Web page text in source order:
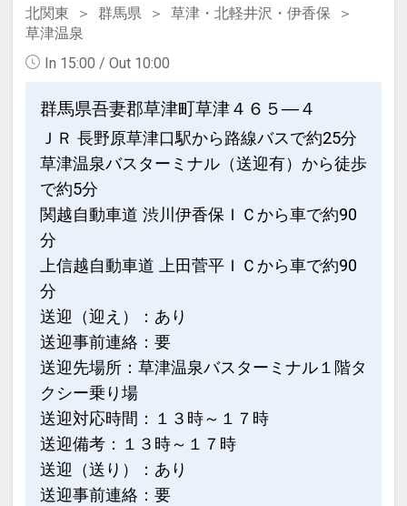
設定期間：2021年12月17日～2027年3
月31日
インターネットコース番号：DP-2-
200000000227
和食と洋食よりお選び頂きます。
※朝食時間は7：00から9：30の間でお
好きな時間にお越しくださいませ。
●大浴場～草津の名湯を満喫～
・湯処『季の湯』
わたの湯をお愉しみください。男女それ
ぞれ５種類のお風呂。岩盤浴やサウナも
完備。
・湯処『古の湯』
湯川の湯をお愉しみください。男女それ
ぞれ４種類のお風呂。
※『季の湯』『古の湯』男女入替制とな
ります。
●貸切風呂
湯川の湯をお愉しみください。檜風呂・
岩壁風呂・石風呂の３か所。
※無料でご利用頂けます。
※予約制ではございません（当日順番で
ご利用となります。）
北関東 群馬県
草津・北軽井沢・伊香保
草津温泉
In 15:00 / Out 10:00
群馬県吾妻郡草津町草津４６５―４
ＪＲ 長野原草津口駅から路線バスで約25分
草津温泉バスターミナル（送迎有）から徒歩
で約5分
関越自動車道 渋川伊香保ＩＣから車で約90
分
上信越自動車道 上田菅平ＩＣから車で約90
分
送迎（迎え）：あり
送迎事前連絡：要
送迎先場所：草津温泉バスターミナル１階タ
クシー乗り場
送迎対応時間：１３時～１７時
送迎備考：１３時～１７時
送迎（送り）：あり
送迎事前連絡：要